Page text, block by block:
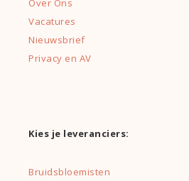
Over Ons
Vacatures
Nieuwsbrief
Privacy en AV
Kies je leveranciers:
Bruidsbloemisten